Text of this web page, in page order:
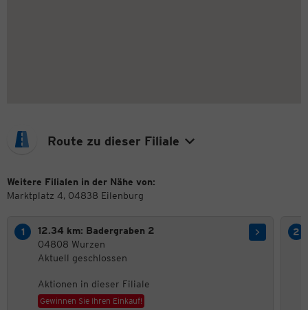
Route zu dieser Filiale
Weitere Filialen in der Nähe von:
Marktplatz 4, 04838 Eilenburg
12.34 km: Badergraben 2
04808 Wurzen
Aktuell geschlossen
Aktionen in dieser Filiale
Gewinnen Sie Ihren Einkauf!